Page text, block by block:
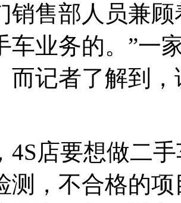
销售部人员兼
车业务的。”一
而记者了解到
4S店要想做二
测，不合格的